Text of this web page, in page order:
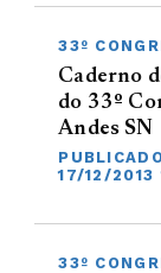
33º
Caderno
do 33º
Andes SN
17/12/2013
33º